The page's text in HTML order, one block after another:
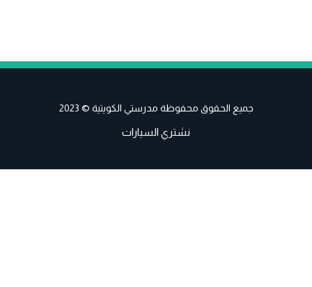
جميع الحقوق محفوظة مدرستي الكويتية © 2023
نشتري السيارات